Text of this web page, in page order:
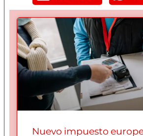
Nuevo impuesto